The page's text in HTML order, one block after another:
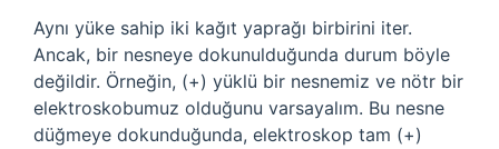
Aynı yüke sahip iki kağıt yaprağı birbirini iter.
Ancak, bir nesneye dokunulduğunda durum böyle
değildir. Örneğin, (+) yüklü bir nesnemiz ve nötr bir
elektroskobumuz olduğunu varsayalım. Bu nesne
düğmeye dokunduğunda, elektroskop tam (+)